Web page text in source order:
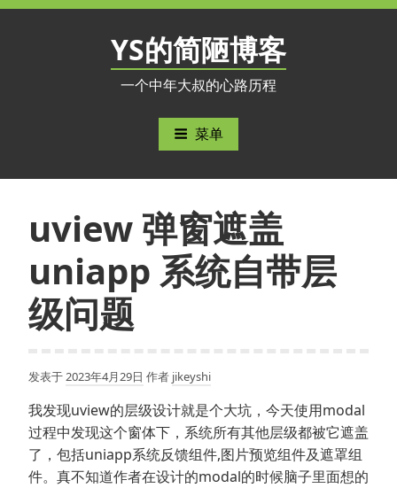
跳
YS的简陋博客
一个中年大叔的心路历程
菜单
uview 弹窗遮盖
uniapp 系统自带层
级问题
发表于2023年4月29日 作者 jikeyshi
我发现uview的层级设计就是个大坑，今天使用modal
过程中发现这个窗体下，系统所有其他层级都被它遮盖
了，包括uniapp系统反馈组件,图片预览组件及遮罩组
件。真不知道作者在设计的modal的时候脑子里面想的